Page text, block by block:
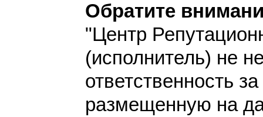
Обратите
"Центр
(исполнитель) не
ответственность
размещенную на